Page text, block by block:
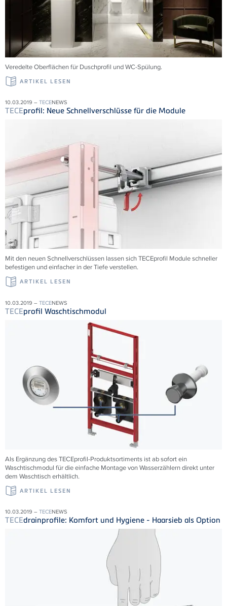
Veredelte Oberflächen für Duschprofil und WC-Spülung.
ARTIKEL LESEN
10.03.2019 – TECENEWS
TECEprofil: Neue Schnellverschlüsse für die Module
Mit den neuen Schnellverschlüssen lassen sich TECEprofil Module schneller
befestigen und einfacher in der Tiefe verstellen.
ARTIKEL LESEN
10.03.2019 – TECENEWS
TECEprofil Waschtischmodul
Als Ergänzung des TECEprofil-Produktsortiments ist ab sofort ein
Waschtischmodul für die einfache Montage von Wasserzählern direkt unter
dem Waschtisch erhältlich.
ARTIKEL LESEN
10.03.2019 – TECENEWS
TECEdrainprofile: Komfort und Hygiene - Haarsieb als Option